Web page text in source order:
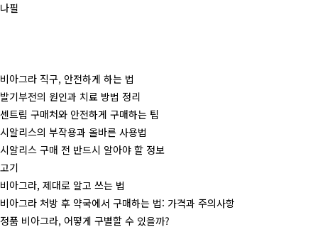
나필
비아그라 직구, 안전하게 하는 법
발기부전의 원인과 치료 방법 정리
센트립 구매처와 안전하게 구매하는 팁
시알리스의 부작용과 올바른 사용법
시알리스 구매 전 반드시 알아야 할 정보
고기
비아그라, 제대로 알고 쓰는 법
비아그라 처방 후 약국에서 구매하는 법: 가격과 주의사항
정품 비아그라, 어떻게 구별할 수 있을까?